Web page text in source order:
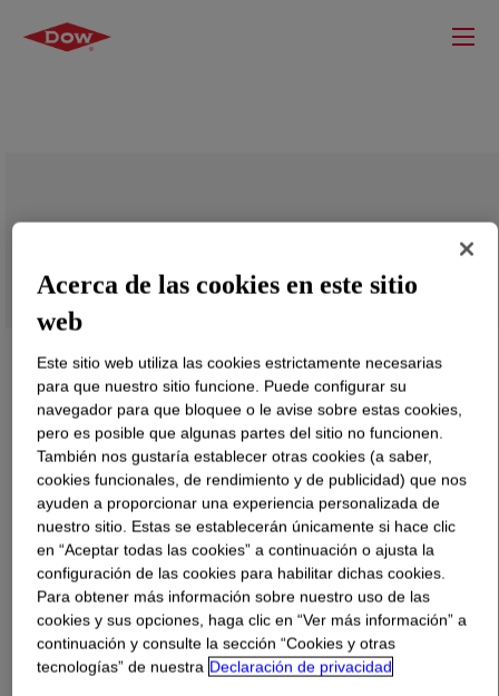
AGILITY™ 1021 Performance LDPE
Qué esAGILITY™ 1021 Performance LDPE?
Polietileno de baja densidad diseñada para aplicación en
líneas de extrusión de película soplada (blown) de alta
productividad para uso en mezclas ricas en PELBD,
manteniendo excelentes propiedades ópticas
Acerca de las cookies en este sitio
web
Este sitio web utiliza las cookies estrictamente necesarias
para que nuestro sitio funcione. Puede configurar su
navegador para que bloquee o le avise sobre estas cookies,
pero es posible que algunas partes del sitio no funcionen.
También nos gustaría establecer otras cookies (a saber,
cookies funcionales, de rendimiento y de publicidad) que nos
ayuden a proporcionar una experiencia personalizada de
nuestro sitio. Estas se establecerán únicamente si hace clic
en “Aceptar todas las cookies” a continuación o ajusta la
configuración de las cookies para habilitar dichas cookies.
Para obtener más información sobre nuestro uso de las
cookies y sus opciones, haga clic en “Ver más información” a
continuación y consulte la sección “Cookies y otras
tecnologías” de nuestra Declaración de privacidad